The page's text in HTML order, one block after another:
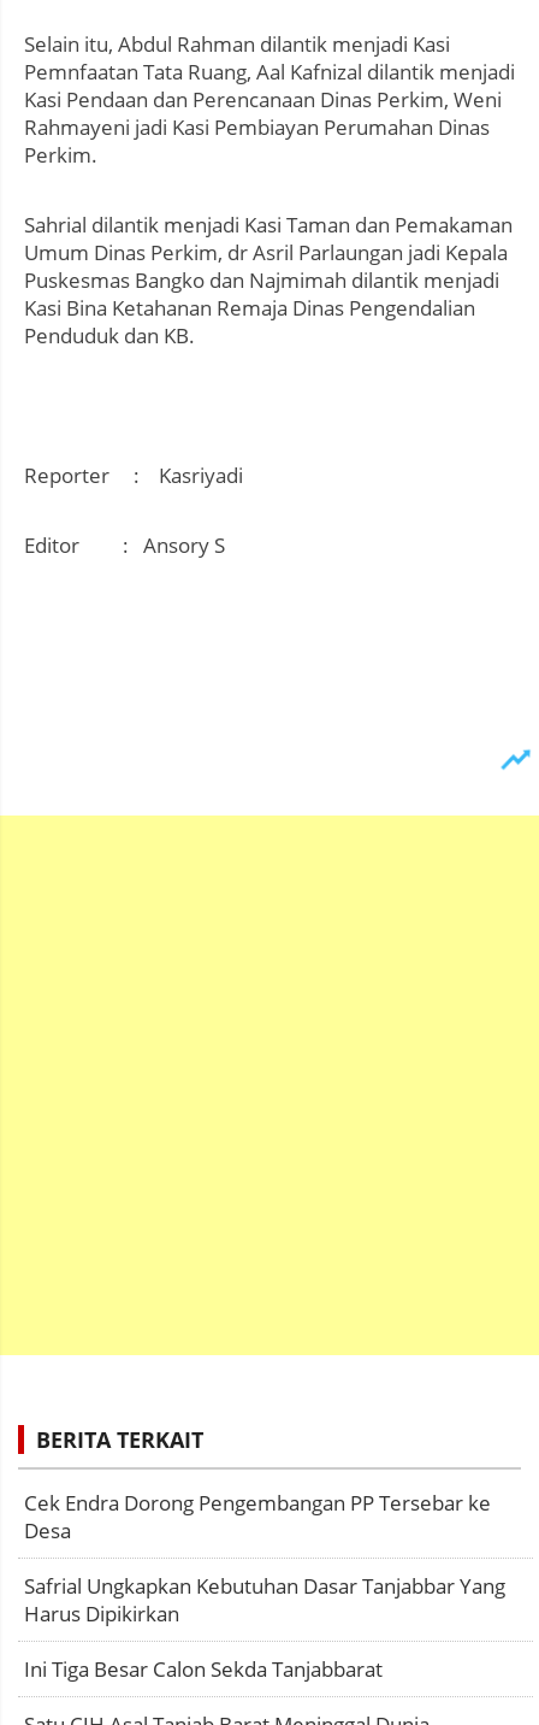
Selain itu, Abdul Rahman dilantik menjadi Kasi
Pemnfaatan Tata Ruang, Aal Kafnizal dilantik menjadi
Kasi Pendaan dan Perencanaan Dinas Perkim, Weni
Rahmayeni jadi Kasi Pembiayan Perumahan Dinas
Perkim.
Sahrial dilantik menjadi Kasi Taman dan Pemakaman
Umum Dinas Perkim, dr Asril Parlaungan jadi Kepala
Puskesmas Bangko dan Najmimah dilantik menjadi
Kasi Bina Ketahanan Remaja Dinas Pengendalian
Penduduk dan KB.
Reporter : Kasriyadi
Editor : Ansory S
BERITA TERKAIT
Cek Endra Dorong Pengembangan PP Tersebar ke
Desa
Safrial Ungkapkan Kebutuhan Dasar Tanjabbar Yang
Harus Dipikirkan
Ini Tiga Besar Calon Sekda Tanjabbarat